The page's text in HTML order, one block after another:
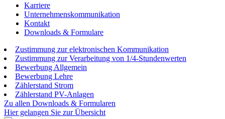
Karriere
Unternehmenskommunikation
Kontakt
Downloads & Formulare
Zustimmung zur elektronischen Kommunikation
Zustimmung zur Verarbeitung von 1/4-Stundenwerten
Bewerbung Allgemein
Bewerbung Lehre
Zählerstand Strom
Zählerstand PV-Anlagen
Zu allen Downloads & Formularen
Hier gelangen Sie zur Übersicht